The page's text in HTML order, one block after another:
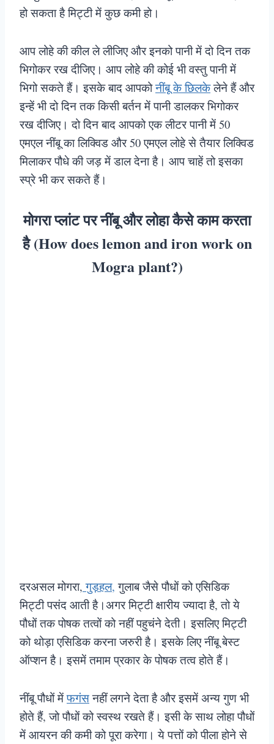
हो सकता है मिट्टी में कुछ कमी हो।
आप लोहे की कील ले लीजिए और इनको पानी में दो दिन तक
भिगोकर रख दीजिए। आप लोहे की कोई भी वस्तु पानी में
भिगो सकते हैं। इसके बाद आपकोनींबू के छिलकेलेने हैं और
इन्हें भी दो दिन तक किसी बर्तन में पानी डालकर भिगोकर
रख दीजिए। दो दिन बाद आपको एक लीटर पानी में 50
एमएल नींबू का लिक्विड और 50 एमएल लोहे से तैयार लिक्विड
मिलाकर पौधे की जड़ में डाल देना है। आप चाहें तो इसका
स्प्रे भी कर सकते हैं।
मोगरा प्लांट पर नींबू और लोहा कैसे काम करता
है (How does lemon and iron work on
Mogra plant?)
दरअसल मोगरा, गुड़हल, गुलाब जैसे पौधों को एसिडिक
मिट्टी पसंद आती है।अगर मिट्टी क्षारीय ज्यादा है, तो ये
पौधों तक पोषक तत्वों को नहीं पहुचंने देती। इसलिए मिट्टी
को थोड़ा एसिडिक करना जरुरी है। इसके लिए नींबू बेस्ट
ऑप्शन है। इसमें तमाम प्रकार के पोषक तत्व होते हैं।
नींबू पौधों मेंफगंसनहीं लगने देता है और इसमें अन्य गुण भी
होते हैं, जो पौधों को स्वस्थ रखते हैं। इसी के साथ लोहा पौधों
में आयरन की कमी को पूरा करेगा। ये पत्तों को पीला होने से